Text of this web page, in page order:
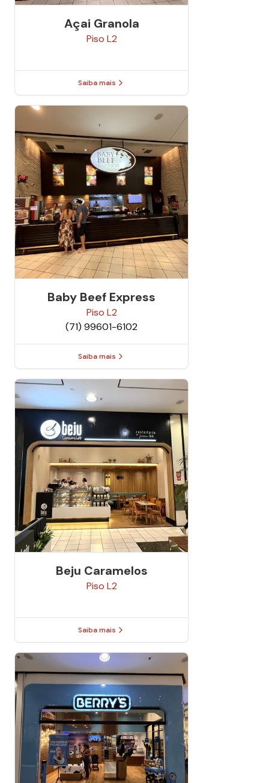
Açai Granola
Piso L2
Saiba mais
Baby Beef Express
Piso L2
(71) 99601-6102
Saiba mais
Beju Caramelos
Piso L2
Saiba mais